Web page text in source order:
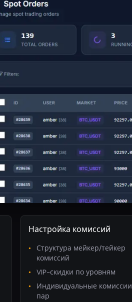
Настройка комиссий
Структура мейкер/тейкер
комиссий
VIP-скидки по уровням
Индивидуальные
пар